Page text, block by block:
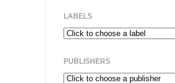
LABELS
PUBLISHERS